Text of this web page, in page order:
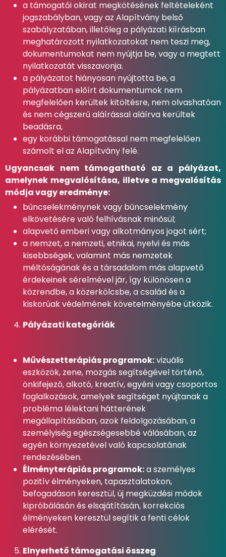
a támogatói okirat megkötésének feltételeként
jogszabályban, vagy az Alapítvány belső
szabályzatában, illetőleg a pályázati kiírásban
meghatározott nyilatkozatokat nem teszi meg,
dokumentumokat nem nyújtja be, vagy a megtett
nyilatkozatát visszavonja.
a pályázatot hiányosan nyújtotta be, a
pályázatban előírt dokumentumok nem
megfelelően kerültek kitöltésre, nem olvashatóan
és nem cégszerű aláírással aláírva kerültek
beadásra,
egy korábbi támogatással nem megfelelően
számolt el az Alapítvány felé.
Ugyancsak nem támogatható az a pályázat,
amelynek megvalósítása, illetve a megvalósítás
módja vagy eredménye:
bűncselekménynek vagy bűncselekmény
elkövetésére való felhívásnak minősül;
alapvető emberi vagy alkotmányos jogot sért;
a nemzet, a nemzeti, etnikai, nyelvi és más
kisebbségek, valamint más nemzetek
méltóságának és a társadalom más alapvető
érdekeinek sérelmével jár, így különösen a
közrendbe, a közerkölcsbe, a család és a
kiskorúak védelmének követelményébe ütközik.
Pályázati kategóriák
Művészetterápiás programok:vizuális
eszközök, zene, mozgás segítségével történő,
önkifejező, alkotó, kreatív, egyéni vagy csoportos
foglalkozások, amelyek segítséget nyújtanak a
probléma lélektani hátterének
megállapításában, azok feldolgozásában, a
személyiség egészségesebbé válásában, az
egyén környezetével való kapcsolatának
rendezésében.
Élményterápiás programok:a személyes
pozitív élményeken, tapasztalatokon,
befogadáson keresztül, új megküzdési módok
kipróbálásán és elsajátításán, korrekciós
élményeken keresztül segítik a fenti célok
elérését.
Elnyerhető támogatási összeg